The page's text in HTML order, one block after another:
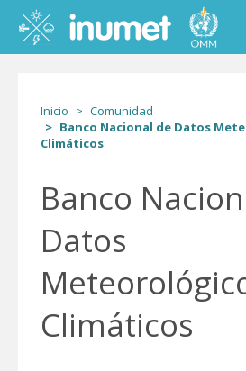
contenido
principal
Inicio
Comunidad
Banco Nacional de Datos
Climáticos
Banco
Datos
Climáticos